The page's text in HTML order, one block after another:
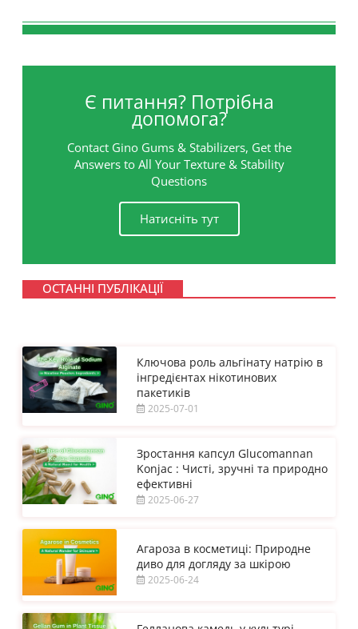
Є питання? Потрібна
допомога?
Contact Gino Gums & Stabilizers, Get the
Answers to All Your Texture & Stability
Questions
Натисніть тут
ОСТАННІ ПУБЛІКАЦІЇ
Ключова роль альгінату натрію в
інгредієнтах нікотинових
пакетиків
2025-07-01
Зростання капсул Glucomannan
Konjac : Чисті, зручні та природно
ефективні
2025-06-27
Агароза в косметиці: Природне
диво для догляду за шкірою
2025-06-24